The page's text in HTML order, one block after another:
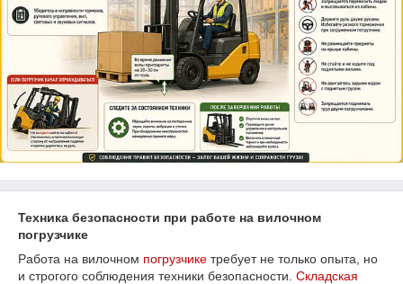
Техника безопасности при работе на вилочном
погрузчике
Работа на вилочном погрузчике требует не только опыта, но
и строгого соблюдения техники безопасности. Складская